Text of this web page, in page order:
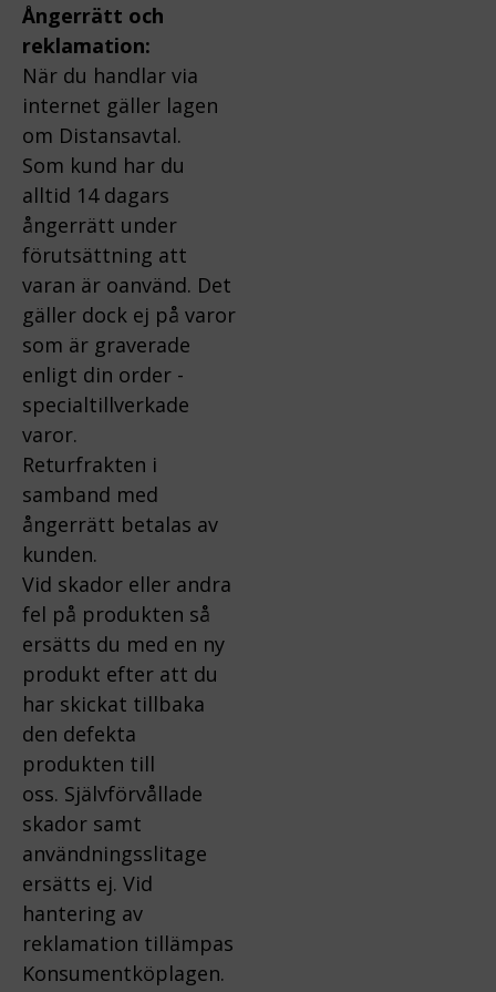
Ångerrätt och
reklamation:
När du handlar via
internet gäller lagen
om Distansavtal.
Som kund har du
alltid 14 dagars
ångerrätt under
förutsättning att
varan är oanvänd. Det
gäller dock ej på varor
som är graverade
enligt din order -
specialtillverkade
varor.
Returfrakten i
samband med
ångerrätt betalas av
kunden.
Vid skador eller andra
fel på produkten så
ersätts du med en ny
produkt efter att du
har skickat tillbaka
den defekta
produkten till
oss. Självförvållade
skador samt
användningsslitage
ersätts ej. Vid
hantering av
reklamation tillämpas
Konsumentköplagen.